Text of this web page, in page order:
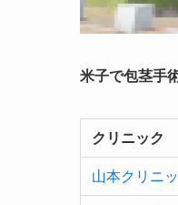
米子で包茎手
クリニック
山本クリニ